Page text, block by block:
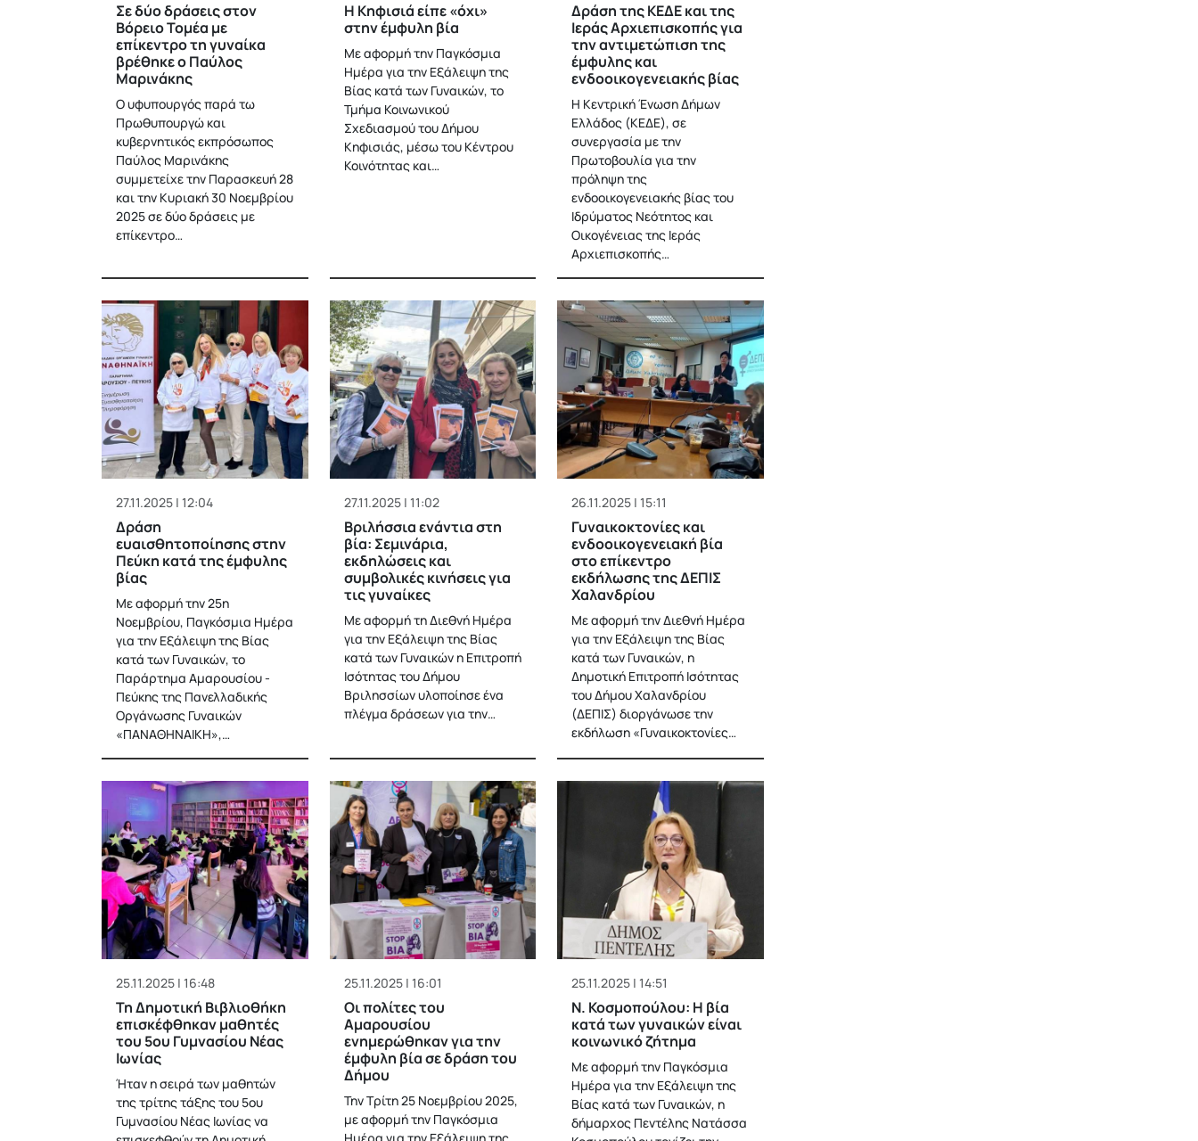
Σε δύο δράσεις στον
Βόρειο Τομέα με
επίκεντρο τη γυναίκα
βρέθηκε ο Παύλος
Μαρινάκης
Ο υφυπουργός παρά τω
Πρωθυπουργώ και
κυβερνητικός εκπρόσωπος
Παύλος Μαρινάκης
συμμετείχε την Παρασκευή 28
και την Κυριακή 30 Νοεμβρίου
2025 σε δύο δράσεις με
επίκεντρο…
Η Κηφισιά είπε «όχι»
στην έμφυλη βία
Με αφορμή την Παγκόσμια
Ημέρα για την Εξάλειψη της
Βίας κατά των Γυναικών, το
Τμήμα Κοινωνικού
Σχεδιασμού του Δήμου
Κηφισιάς, μέσω του Κέντρου
Κοινότητας και…
Δράση της ΚΕΔΕ και της
Ιεράς Αρχιεπισκοπής για
την αντιμετώπιση της
έμφυλης και
ενδοοικογενειακής βίας
Η Κεντρική Ένωση Δήμων
Ελλάδος (ΚΕΔΕ), σε
συνεργασία με την
Πρωτοβουλία για την
πρόληψη της
ενδοοικογενειακής βίας του
Ιδρύματος Νεότητος και
Οικογένειας της Ιεράς
Αρχιεπισκοπής…
27.11.2025 | 12:04
Δράση
ευαισθητοποίησης στην
Πεύκη κατά της έμφυλης
βίας
Με αφορμή την 25η
Νοεμβρίου, Παγκόσμια Ημέρα
για την Εξάλειψη της Βίας
κατά των Γυναικών, το
Παράρτημα Αμαρουσίου -
Πεύκης της Πανελλαδικής
Οργάνωσης Γυναικών
«ΠΑΝΑΘΗΝΑΙΚΗ»,…
27.11.2025 | 11:02
Βριλήσσια ενάντια στη
βία: Σεμινάρια,
εκδηλώσεις και
συμβολικές κινήσεις για
τις γυναίκες
Με αφορμή τη Διεθνή Ημέρα
για την Εξάλειψη της Βίας
κατά των Γυναικών η Επιτροπή
Ισότητας του Δήμου
Βριλησσίων υλοποίησε ένα
πλέγμα δράσεων για την…
26.11.2025 | 15:11
Γυναικοκτονίες και
ενδοοικογενειακή βία
στο επίκεντρο
εκδήλωσης της ΔΕΠΙΣ
Χαλανδρίου
Με αφορμή την Διεθνή Ημέρα
για την Εξάλειψη της Βίας
κατά των Γυναικών, η
Δημοτική Επιτροπή Ισότητας
του Δήμου Χαλανδρίου
(ΔΕΠΙΣ) διοργάνωσε την
εκδήλωση «Γυναικοκτονίες…
25.11.2025 | 16:48
Τη Δημοτική Βιβλιοθήκη
επισκέφθηκαν μαθητές
του 5ου Γυμνασίου Νέας
Ιωνίας
Ήταν η σειρά των μαθητών
της τρίτης τάξης του 5ου
Γυμνασίου Νέας Ιωνίας να
25.11.2025 | 16:01
Οι πολίτες του
Αμαρουσίου
ενημερώθηκαν για την
έμφυλη βία σε δράση του
Δήμου
Την Τρίτη 25 Νοεμβρίου 2025,
με αφορμή την Παγκόσμια
25.11.2025 | 14:51
Ν. Κοσμοπούλου: Η βία
κατά των γυναικών είναι
κοινωνικό ζήτημα
Με αφορμή την Παγκόσμια
Ημέρα για την Εξάλειψη της
Βίας κατά των Γυναικών, η
δήμαρχος Πεντέλης Νατάσσα